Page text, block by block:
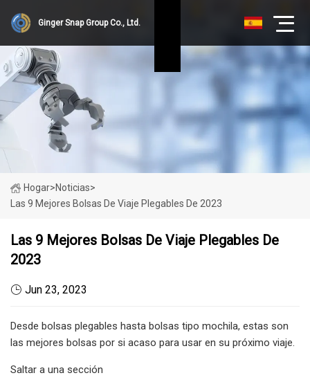
Ginger Snap Group Co., Ltd.
Hogar>Noticias>
Las 9 Mejores Bolsas De Viaje Plegables De 2023
Las 9 Mejores Bolsas De Viaje Plegables De
2023
Jun 23, 2023
Desde bolsas plegables hasta bolsas tipo mochila, estas son
las mejores bolsas por si acaso para usar en su próximo viaje.
Saltar a una sección